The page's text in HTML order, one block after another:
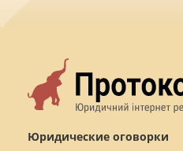
Юридические оговорки